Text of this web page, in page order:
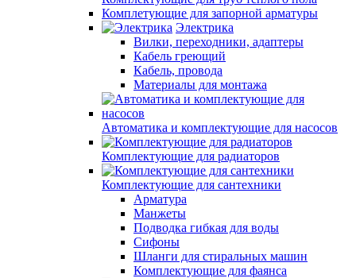
Комплетующие для запорной арматуры
Электрика
Вилки, переходники, адаптеры
Кабель греющий
Кабель, провода
Материалы для монтажа
Автоматика и комплектующие для насосов
Комплектующие для радиаторов
Комплектующие для сантехники
Арматура
Манжеты
Подводка гибкая для воды
Сифоны
Шланги для стиральных машин
Комплектующие для фаянса